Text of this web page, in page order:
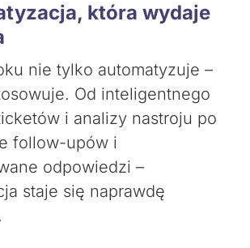
która wydaje
nie tylko automatyzuje –
Od inteligentnego
i analizy nastroju po
follow-upów i
odpowiedzi –
staje się naprawdę